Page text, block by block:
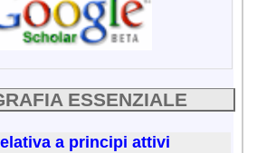
ESSENZIALE
a principi attivi